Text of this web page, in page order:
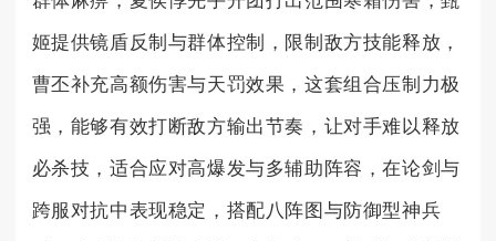
姬提供镜盾反制与群体控制，限制敌方技能释放，
曹丕补充高额伤害与天罚效果，这套组合压制力极
强，能够有效打断敌方输出节奏，让对手难以释放
必杀技，适合应对高爆发与多辅助阵容，在论剑与
跨服对抗中表现稳定，搭配八阵图与防御型神兵